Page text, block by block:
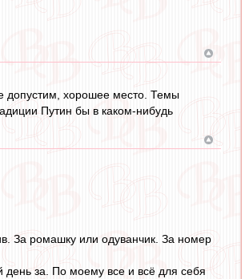
допустим, хорошее место. Темы
Путин бы в каком-нибудь
За ромашку или одуванчик. За номер
день за. По моему все и всё для себя